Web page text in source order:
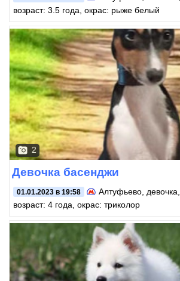
возраст: 3.5 года, окрас: рыже белый
2
Девочка басенджи
01.01.2023 в 19:58 Алтуфьево , девочка,
возраст: 4 года, окрас: триколор